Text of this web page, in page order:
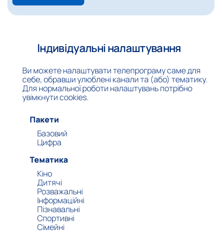
Індивідуальні налаштування
Ви можете налаштувати телепрограму саме для
себе, обравши улюблені канали та (або) тематику.
Для нормальної роботи налаштувань потрібно
увімкнути cookies.
Пакети
Базовий
Цифрa
Тематика
Кіно
Дитячі
Розважальні
Інформаційні
Пізнавальні
Спортивні
Сімейні